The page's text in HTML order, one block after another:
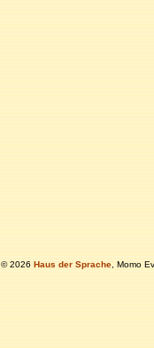
© 2026 Haus der Sprache , Momo